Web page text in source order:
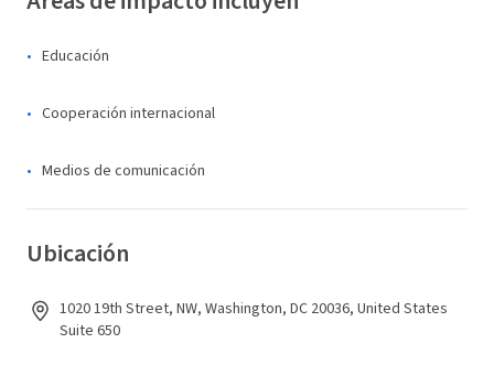
Educación
Cooperación internacional
Medios de comunicación
Ubicación
1020 19th Street, NW, Washington, DC 20036, United States
Suite 650